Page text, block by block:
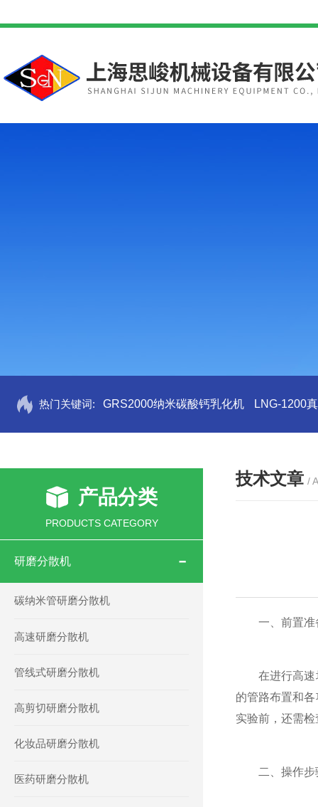
热门关键词: GRS2000纳米碳酸钙乳化机 LNG-1200
产品分类
PRODUCTS CATEGORY
研磨分散机
碳纳米管研磨分散机
高速研磨分散机
管线式研磨分散机
高剪切研磨分散机
化妆品研磨分散机
医药研磨分散机
技术文章 /
一、前置准
在进行高速均
的管路布置和
实验前，还需
二、操作步